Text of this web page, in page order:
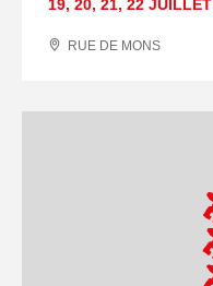
19, 20, 21, 22 JUILLET
RUE DE MONS